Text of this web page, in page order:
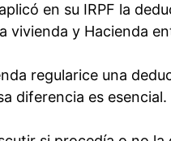
en su IRPF la
vivienda y Hacienda
regularice una
diferencia es esencial.